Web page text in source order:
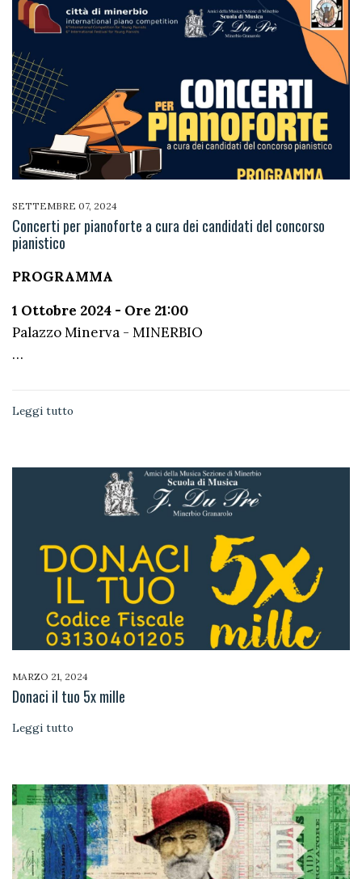
SETTEMBRE 07, 2024
Concerti per pianoforte a cura dei candidati del concorso
pianistico
PROGRAMMA
1 Ottobre 2024 - Ore 21:00
Palazzo Minerva - MINERBIO
…
Leggi tutto
MARZO 21, 2024
Donaci il tuo 5x mille
Leggi tutto